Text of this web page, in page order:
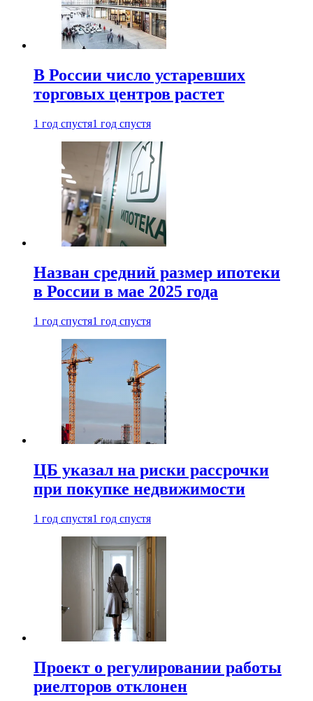
В России число устаревших
торговых центров растет
1 год спустя1 год спустя
Назван средний размер ипотеки
в России в мае 2025 года
1 год спустя1 год спустя
ЦБ указал на риски рассрочки
при покупке недвижимости
1 год спустя1 год спустя
Проект о регулировании работы
риелторов отклонен